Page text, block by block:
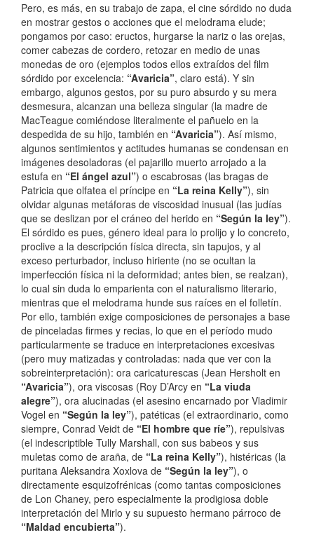
Pero, es más, en su trabajo de zapa, el cine sórdido no duda
en mostrar gestos o acciones que el melodrama elude;
pongamos por caso: eructos, hurgarse la nariz o las orejas,
comer cabezas de cordero, retozar en medio de unas
monedas de oro (ejemplos todos ellos extraídos del film
sórdido por excelencia: “Avaricia”, claro está). Y sin
embargo, algunos gestos, por su puro absurdo y su mera
desmesura, alcanzan una belleza singular (la madre de
MacTeague comiéndose literalmente el pañuelo en la
despedida de su hijo, también en “Avaricia”). Así mismo,
algunos sentimientos y actitudes humanas se condensan en
imágenes desoladoras (el pajarillo muerto arrojado a la
estufa en “El ángel azul”) o escabrosas (las bragas de
Patricia que olfatea el príncipe en “La reina Kelly”), sin
olvidar algunas metáforas de viscosidad inusual (las judías
que se deslizan por el cráneo del herido en “Según la ley”).
El sórdido es pues, género ideal para lo prolijo y lo concreto,
proclive a la descripción física directa, sin tapujos, y al
exceso perturbador, incluso hiriente (no se ocultan la
imperfección física ni la deformidad; antes bien, se realzan),
lo cual sin duda lo emparienta con el naturalismo literario,
mientras que el melodrama hunde sus raíces en el folletín.
Por ello, también exige composiciones de personajes a base
de pinceladas firmes y recias, lo que en el período mudo
particularmente se traduce en interpretaciones excesivas
(pero muy matizadas y controladas: nada que ver con la
sobreinterpretación): ora caricaturescas (Jean Hersholt en
“Avaricia”), ora viscosas (Roy D’Arcy en “La viuda
alegre”), ora alucinadas (el asesino encarnado por Vladimir
Vogel en “Según la ley”), patéticas (el extraordinario, como
siempre, Conrad Veidt de “El hombre que ríe”), repulsivas
(el indescriptible Tully Marshall, con sus babeos y sus
muletas como de araña, de “La reina Kelly”), histéricas (la
puritana Aleksandra Xoxlova de “Según la ley”), o
directamente esquizofrénicas (como tantas composiciones
de Lon Chaney, pero especialmente la prodigiosa doble
interpretación del Mirlo y su supuesto hermano párroco de
“Maldad encubierta”).